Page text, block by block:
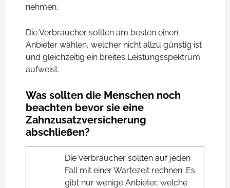
nehmen.
Die Verbraucher sollten am besten einen
Anbieter wählen, welcher nicht allzu günstig ist
und gleichzeitig ein breites Leistungsspektrum
aufweist.
Was sollten die Menschen noch
beachten bevor sie eine
Zahnzusatzversicherung
abschließen?
Die Verbraucher sollten auf jeden
Fall mit einer Wartezeit rechnen. Es
gibt nur wenige Anbieter, welche